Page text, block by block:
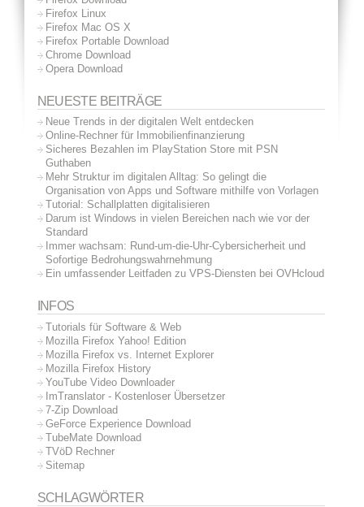
Firefox Linux
Firefox Mac OS X
Firefox Portable Download
Chrome Download
Opera Download
NEUESTE BEITRÄGE
Neue Trends in der digitalen Welt entdecken
Online-Rechner für Immobilienfinanzierung
Sicheres Bezahlen im PlayStation Store mit PSN
Guthaben
Mehr Struktur im digitalen Alltag: So gelingt die
Organisation von Apps und Software mithilfe von Vorlagen
Tutorial: Schallplatten digitalisieren
Darum ist Windows in vielen Bereichen nach wie vor der
Standard
Immer wachsam: Rund-um-die-Uhr-Cybersicherheit und
Sofortige Bedrohungswahrnehmung
Ein umfassender Leitfaden zu VPS-Diensten bei OVHcloud
INFOS
Tutorials für Software & Web
Mozilla Firefox Yahoo! Edition
Mozilla Firefox vs. Internet Explorer
Mozilla Firefox History
YouTube Video Downloader
ImTranslator - Kostenloser Übersetzer
7-Zip Download
GeForce Experience Download
TubeMate Download
TVöD Rechner
Sitemap
SCHLAGWÖRTER